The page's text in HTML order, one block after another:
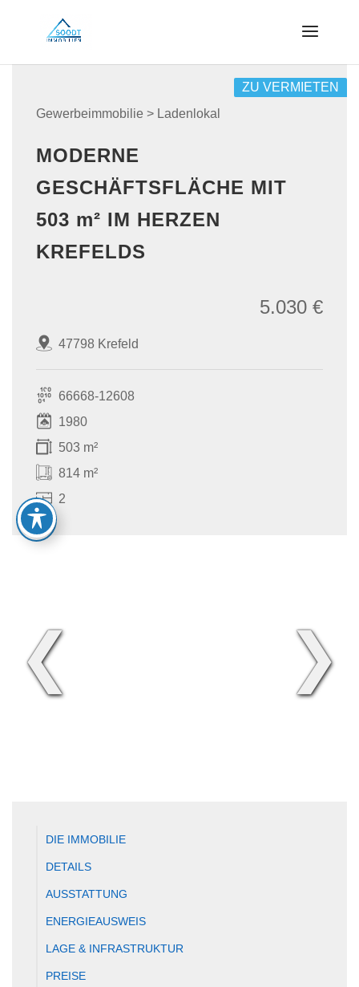
Gewerbeimmobilie > Ladenlokal
ZU VERMIETEN
MODERNE
GESCHÄFTSFLÄCHE MIT
503 m² IM HERZEN
KREFELDS
47798 Krefeld
5.030 €
66668-12608
1980
503 m²
814 m²
2
❮ ❯
DIE IMMOBILIE
DETAILS
AUSSTATTUNG
ENERGIEAUSWEIS
LAGE & INFRASTRUKTUR
PREISE